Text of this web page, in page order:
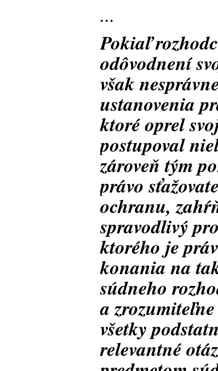
...
Pokiaľ
odôvodnení
však
ustanovenia
ktoré oprel
postupoval
zároveň tým
právo
ochranu,
spravodlivý
ktorého je
konania na
súdneho
a
všetky
relevantné